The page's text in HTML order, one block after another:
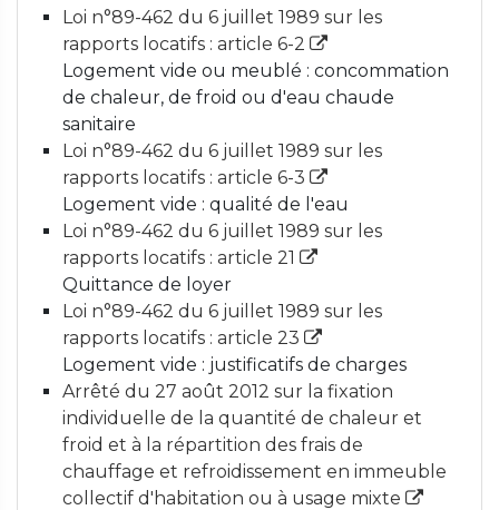
Loi n°89-462 du 6 juillet 1989 sur les
rapports locatifs : article 6-2
Logement vide ou meublé : concommation
de chaleur, de froid ou d'eau chaude
sanitaire
Loi n°89-462 du 6 juillet 1989 sur les
rapports locatifs : article 6-3
Logement vide : qualité de l'eau
Loi n°89-462 du 6 juillet 1989 sur les
rapports locatifs : article 21
Quittance de loyer
Loi n°89-462 du 6 juillet 1989 sur les
rapports locatifs : article 23
Logement vide : justificatifs de charges
Arrêté du 27 août 2012 sur la fixation
individuelle de la quantité de chaleur et
froid et à la répartition des frais de
chauffage et refroidissement en immeuble
collectif d'habitation ou à usage mixte